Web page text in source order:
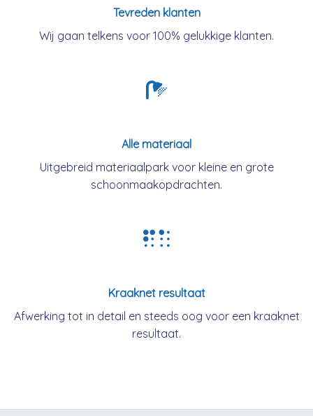
Tevreden klanten
Wij gaan telkens voor 100% gelukkige klanten.
Alle materiaal
Uitgebreid materiaalpark voor kleine en grote
schoonmaakopdrachten.
Kraaknet resultaat
Afwerking tot in detail en steeds oog voor een kraaknet
resultaat.